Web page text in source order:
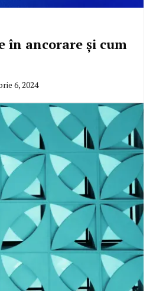
în ancorare și cum
6, 2024